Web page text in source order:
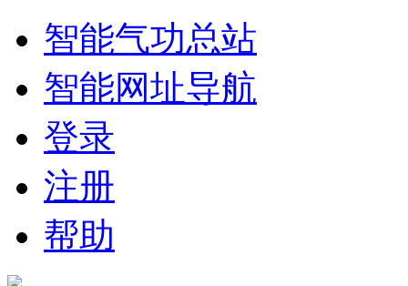
智能气功总站
智能网址导航
登录
注册
帮助